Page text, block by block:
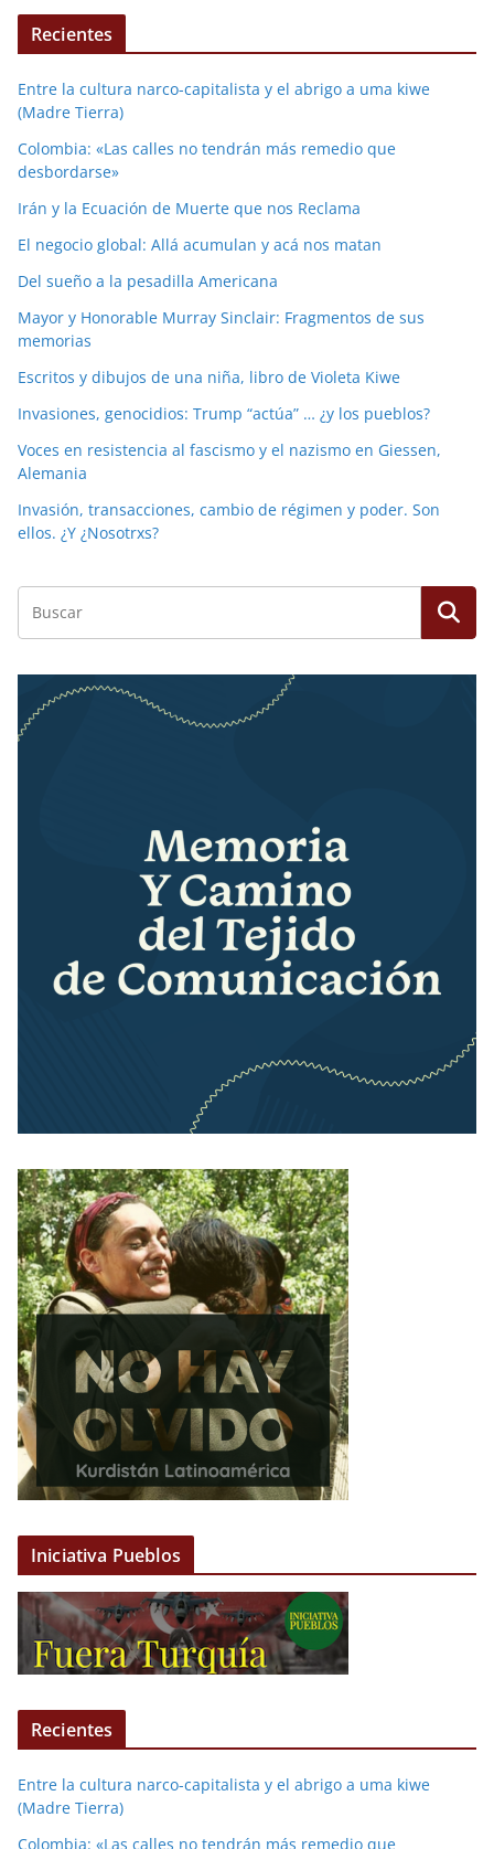
Recientes
Entre la cultura narco-capitalista y el abrigo a uma kiwe
(Madre Tierra)
Colombia: «Las calles no tendrán más remedio que
desbordarse»
Irán y la Ecuación de Muerte que nos Reclama
El negocio global: Allá acumulan y acá nos matan
Del sueño a la pesadilla Americana
Mayor y Honorable Murray Sinclair: Fragmentos de sus
memorias
Escritos y dibujos de una niña, libro de Violeta Kiwe
Invasiones, genocidios: Trump “actúa” … ¿y los pueblos?
Voces en resistencia al fascismo y el nazismo en Giessen,
Alemania
Invasión, transacciones, cambio de régimen y poder. Son
ellos. ¿Y ¿Nosotrxs?
Iniciativa Pueblos
Recientes
Entre la cultura narco-capitalista y el abrigo a uma kiwe
(Madre Tierra)
Colombia: «Las calles no tendrán más remedio que